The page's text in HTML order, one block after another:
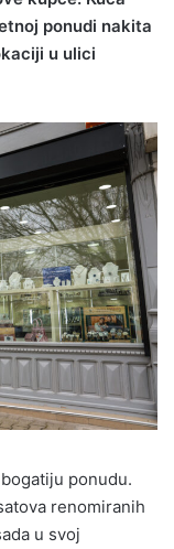
ponudi nakita
u ulici
ponudu.
renomiranih
u svoj